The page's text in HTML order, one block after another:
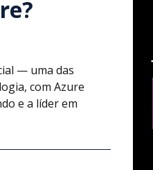
— uma das
com Azure
e a líder em